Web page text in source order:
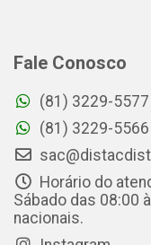
Fale Conosco
(81) 3229-5577
(81) 3229-
Horário do
Sábado das 08:00
nacionais.